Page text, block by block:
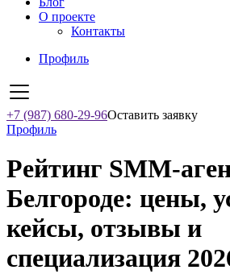
О проекте
Контакты
Профиль
+7 (987) 680-29-96Оставить заявку
Профиль
Рейтинг
Белгороде: цены,
кейсы, отзывы и
специализация